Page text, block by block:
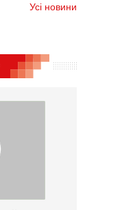
Усі новини